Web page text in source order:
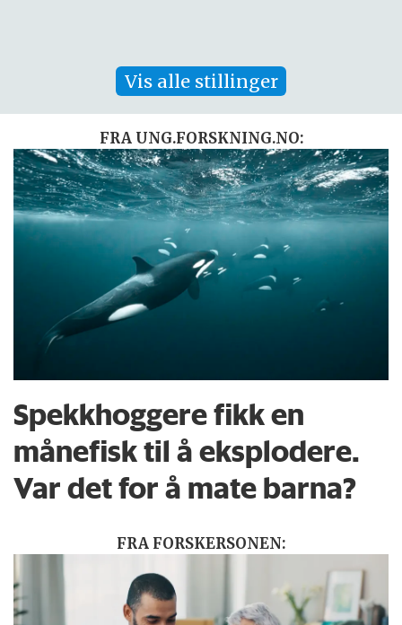
Vis alle stillinger
FRA UNG.FORSKNING.NO:
Spekkhoggere fikk en
månefisk til å eksplodere.
Var det for å mate barna?
FRA FORSKERSONEN: